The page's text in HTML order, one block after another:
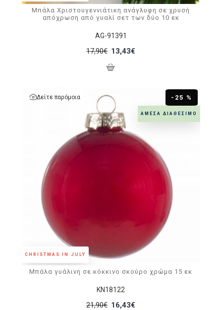
AG-91391
Μπάλα Χριστουγεννιάτικη ανάγλυφη σε χρυσή
απόχρωση από γυαλί σετ των δύο 10 εκ
17,90€ 13,43€
ΆΜΕΣΑ ΔΙΑΘΈΣΙΜΟ
CHRISTMAS IN JULY
-25 %
Δείτε παρόμοια
KN18122
Μπάλα γυάλινη σε κόκκινο σκούρο χρώμα 15 εκ
21,90€ 16,43€